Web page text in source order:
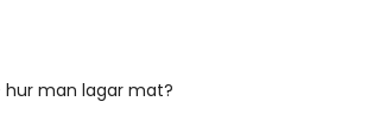
man lagar mat?